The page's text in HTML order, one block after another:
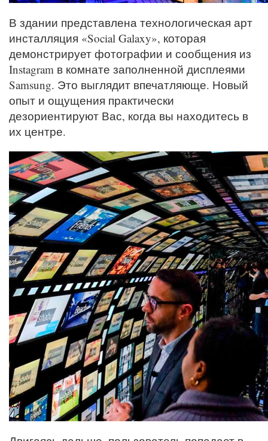
В здании представлена технологическая арт
инсталляция «Social Galaxy», которая
демонстрирует фотографии и сообщения из
Instagram в комнате заполненной дисплеями
Samsung. Это выглядит впечатляюще. Новый
опыт и ощущения практически
дезориентируют Вас, когда вы находитесь в
их центре.